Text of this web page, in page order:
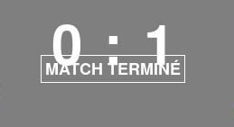
0 : 1
MATCH TERMINÉ